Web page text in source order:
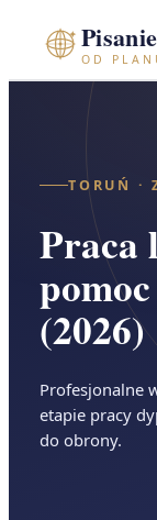
OD
TORUŃ ·
Praca
(2026)
Profesjonalne
etapie pracy
do obrony.